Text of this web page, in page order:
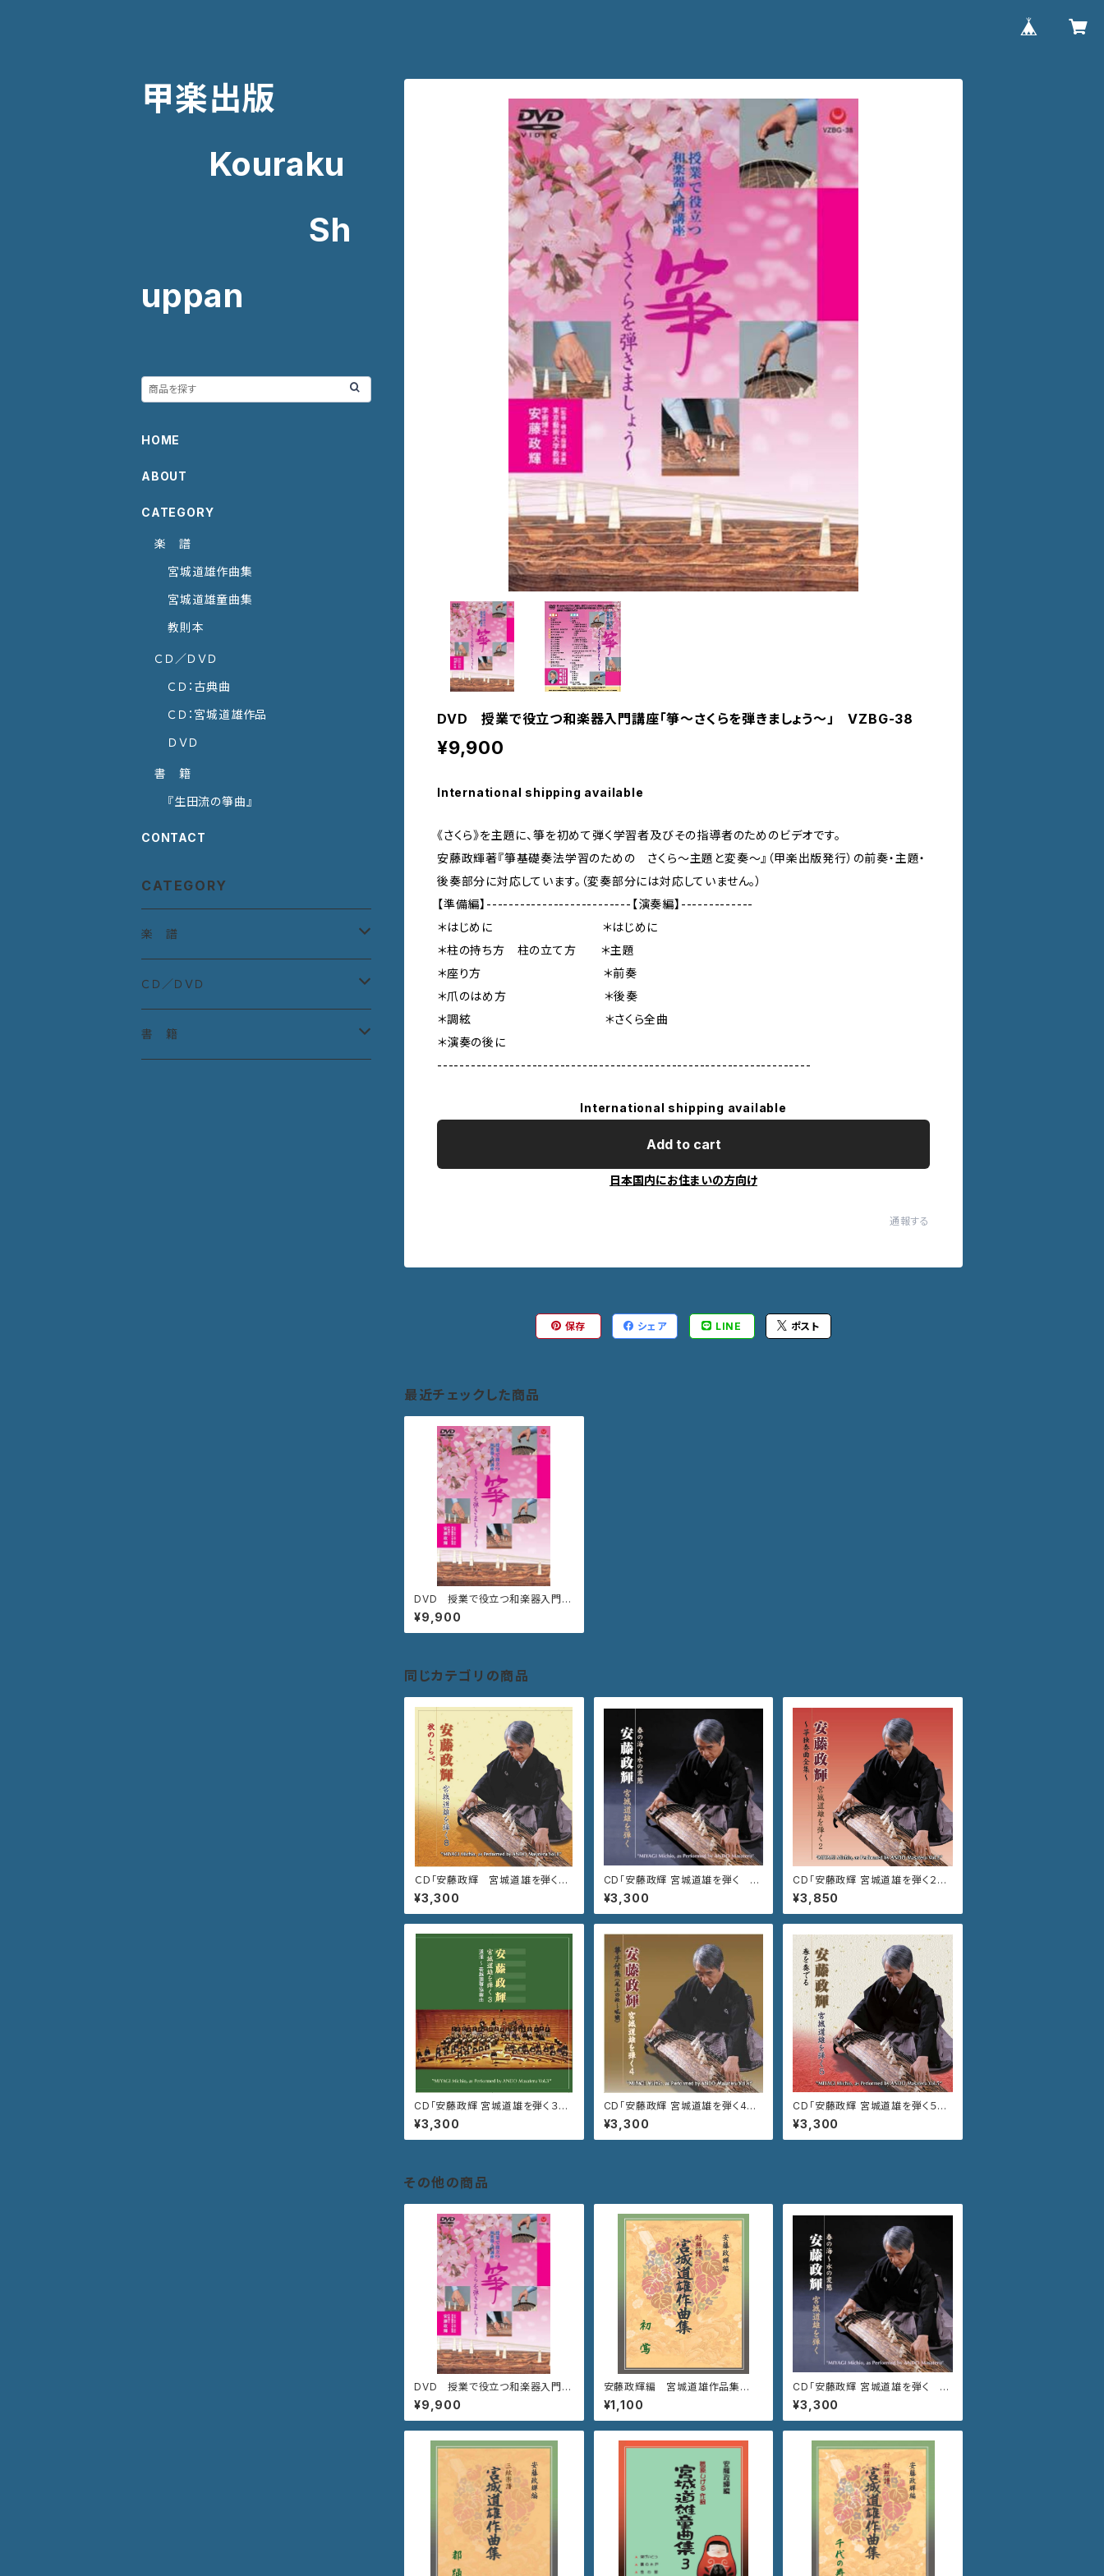
DVD 授業で役立つ和楽器入門講座「箏〜さくらを弾きましょう〜」 VZBG-38
¥9,900
International shipping available
《さくら》を主題に、箏を初めて弾く学習者及びその指導者のためのビデオです。
安藤政輝著『箏基礎奏法学習のための さくら～主題と変奏～』（甲楽出版発行）の前奏・主題・
後奏部分に対応しています。（変奏部分には対応していません。）
【準備編】--------------------------【演奏編】-------------
＊はじめに ＊はじめに
＊柱の持ち方 柱の立て方 ＊主題
＊座り方 ＊前奏
＊爪のはめ方 ＊後奏
＊調絃 ＊さくら全曲
＊演奏の後に
-------------------------------------------------------------------
International shipping available
Add to cart
日本国内にお住まいの方向け
通報する
保存 シェア LINE ポスト
最近チェックした商品
DVD 授業で役立つ和楽器入門講
座「箏〜さくらを弾きましょう〜」
VZBG-38
¥9,900
同じカテゴリの商品
ＣＤ「安藤政輝 宮城道雄を弾く
８ 秋のしらべ」
¥3,300
CD「安藤政輝 宮城道雄を弾く 春
の海〜水の変態」VZCG-708
¥3,300
CD「安藤政輝 宮城道雄を弾く２
箏独奏曲全集」VZCG-754
¥3,850
CD「安藤政輝 宮城道雄を弾く３
道灌〜壱越調箏協奏曲」VZCG-7
68
¥3,300
CD「安藤政輝 宮城道雄を弾く4
箏手付集 尾上の松〜吼噦」VZC
G-788
¥3,300
CD「安藤政輝 宮城道雄を弾く５
春を奏でる」VZCG-801
¥3,300
その他の商品
DVD 授業で役立つ和楽器入門講
座「箏〜さくらを弾きましょう〜」
VZBG-38
¥9,900
安藤政輝編 宮城道雄作品集
《初 鶯》
¥1,100
CD「安藤政輝 宮城道雄を弾く 春
の海〜水の変態」VZCG-708
¥3,300
甲楽出版
Kouraku
Sh
uppan
HOME
ABOUT
CATEGORY
楽 譜
宮城道雄作曲集
宮城道雄童曲集
教則本
ＣＤ／ＤＶＤ
ＣＤ：古典曲
ＣＤ：宮城道雄作品
ＤＶＤ
書 籍
『生田流の箏曲』
CONTACT
CATEGORY
楽 譜
宮城道雄作曲集
宮城道雄童曲集
ＣＤ／ＤＶＤ
ＣＤ：古典曲
書 籍